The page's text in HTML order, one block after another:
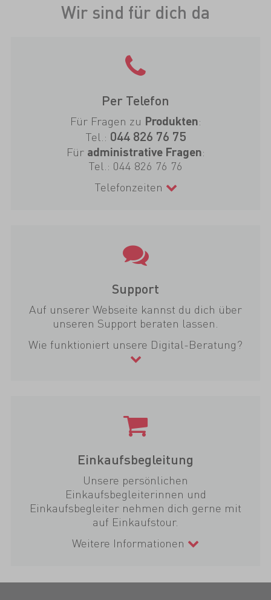
Wir sind für dich da
Per Telefon
Für Fragen zu Produkten:
Tel.: 044 826 76 75
Für administrative Fragen:
Tel.: 044 826 76 76
Telefonzeiten
Support
Auf unserer Webseite kannst du dich über
unseren Support beraten lassen.
Wie funktioniert unsere Digital-Beratung?
Einkaufsbegleitung
Unsere persönlichen
Einkaufsbegleiterinnen und
Einkaufsbegleiter nehmen dich gerne mit
auf Einkaufstour.
Weitere Informationen